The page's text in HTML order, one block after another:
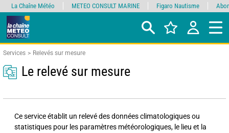
Services Relevés sur mesure
Le relevé sur mesure
Ce service établit un relevé des données climatologiques ou
statistiques pour les paramètres météorologiques, le lieu et la
La Chaîne Météo METEO CONSULT MARINE Figaro Nautisme